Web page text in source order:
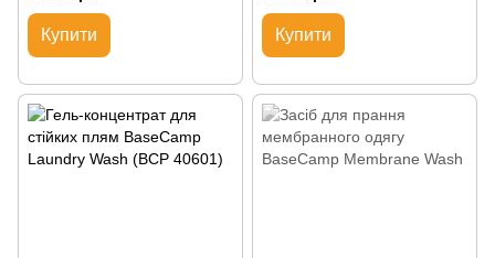
Купити Купити